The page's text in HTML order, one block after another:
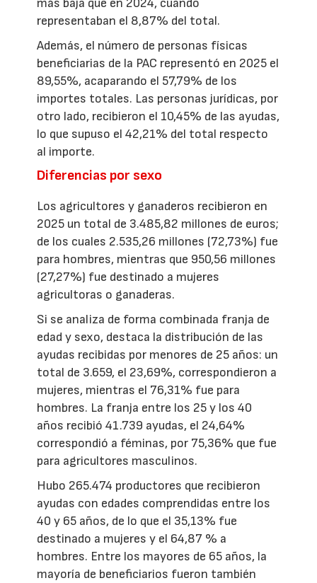
más baja que en 2024, cuando
representaban el 8,87% del total.
Además, el número de personas físicas
beneficiarias de la PAC representó en 2025 el
89,55%, acaparando el 57,79% de los
importes totales. Las personas jurídicas, por
otro lado, recibieron el 10,45% de las ayudas,
lo que supuso el 42,21% del total respecto
al importe.
Diferencias por sexo
Los agricultores y ganaderos recibieron en
2025 un total de 3.485,82 millones de euros;
de los cuales 2.535,26 millones (72,73%) fue
para hombres, mientras que 950,56 millones
(27,27%) fue destinado a mujeres
agricultoras o ganaderas.
Si se analiza de forma combinada franja de
edad y sexo, destaca la distribución de las
ayudas recibidas por menores de 25 años: un
total de 3.659, el 23,69%, correspondieron a
mujeres, mientras el 76,31% fue para
hombres. La franja entre los 25 y los 40
años recibió 41.739 ayudas, el 24,64%
correspondió a féminas, por 75,36% que fue
para agricultores masculinos.
Hubo 265.474 productores que recibieron
ayudas con edades comprendidas entre los
40 y 65 años, de lo que el 35,13% fue
destinado a mujeres y el 64,87 % a
hombres. Entre los mayores de 65 años, la
mayoría de beneficiarios fueron también